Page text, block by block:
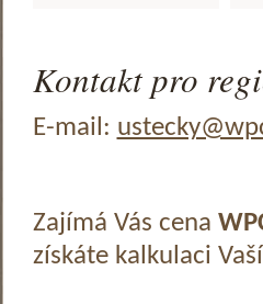
Kontakt pro
E-mail:
Zajímá Vás cena
získáte kalkulaci Vaší